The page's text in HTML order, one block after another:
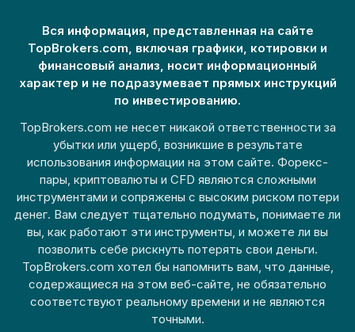
Вся информация, представленная на сайте
TopBrokers.com, включая графики, котировки и
финансовый анализ, носит информационный
характер и не подразумевает прямых инструкций
по инвестированию.
TopBrokers.com не несет никакой ответственности за
убытки или ущерб, возникшие в результате
использования информации на этом сайте. Форекс-
пары, криптовалюты и CFD являются сложными
инструментами и сопряжены с высоким риском потери
денег. Вам следует тщательно подумать, понимаете ли
вы, как работают эти инструменты, и можете ли вы
позволить себе рискнуть потерять свои деньги.
TopBrokers.com хотел бы напомнить вам, что данные,
содержащиеся на этом веб-сайте, не обязательно
соответствуют реальному времени и не являются
точными.